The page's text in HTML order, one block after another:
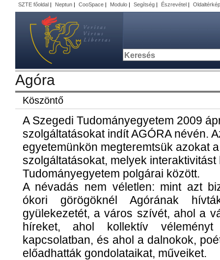
SZTE főoldal| Neptun| CooSpace| Modulo| Segítség| Észrevétel| Oldaltérkép
Agóra
Köszöntő
A Szegedi Tudományegyetem 2009
szolgáltatásokat indít AGÓRA névén.
egyetemünkön megteremtsük azokat
szolgáltatásokat, melyek
Tudományegyetem polgárai között.
A névadás nem véletlen: mint azt
ókori görögöknél Agórának
gyülekezetét, a város szívét, ahol a
híreket, ahol kollektív véleményt
kapcsolatban, és ahol a dalnokok,
előadhatták gondolataikat, műveiket.